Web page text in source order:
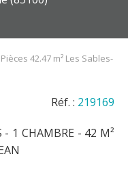
42.47 m² Les Sables-
Réf. : 219169
1 CHAMBRE - 42 M²